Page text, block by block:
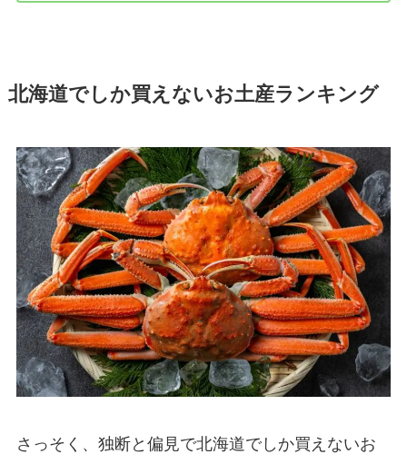
北海道でしか買えないお土産ランキング
さっそく、独断と偏見で北海道でしか買えないお